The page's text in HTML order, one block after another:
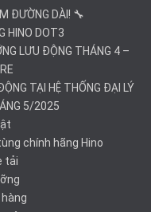
ĐƯỜNG DÀI! 🔧
HINO DOT3
LƯU ĐỘNG THÁNG 4 –
TẠI HỆ THỐNG ĐẠI LÝ
5/2025
chính hãng Hino
tải